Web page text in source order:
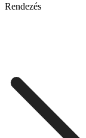
Rendezés